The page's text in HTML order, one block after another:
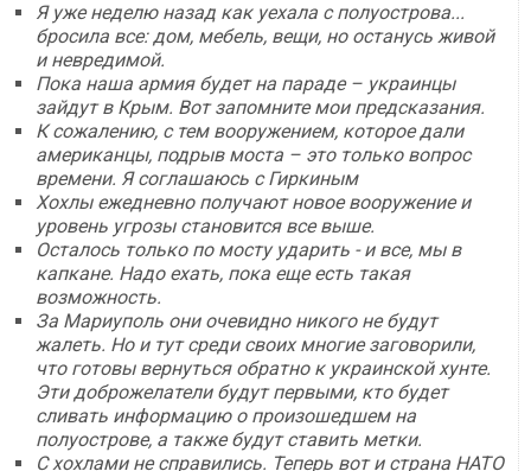
Я уже неделю назад как уехала с полуострова...
бросила все: дом, мебель, вещи, но останусь живой
и невредимой.
Пока наша армия будет на параде – украинцы
зайдут в Крым. Вот запомните мои предсказания.
К сожалению, с тем вооружением, которое дали
американцы, подрыв моста – это только вопрос
времени. Я соглашаюсь с Гиркиным
Хохлы ежедневно получают новое вооружение и
уровень угрозы становится все выше.
Осталось только по мосту ударить - и все, мы в
капкане. Надо ехать, пока еще есть такая
возможность.
За Мариуполь они очевидно никого не будут
жалеть. Но и тут среди своих многие заговорили,
что готовы вернуться обратно к украинской хунте.
Эти доброжелатели будут первыми, кто будет
сливать информацию о произошедшем на
полуострове, а также будут ставить метки.
С хохлами не справились. Теперь вот и страна НАТО